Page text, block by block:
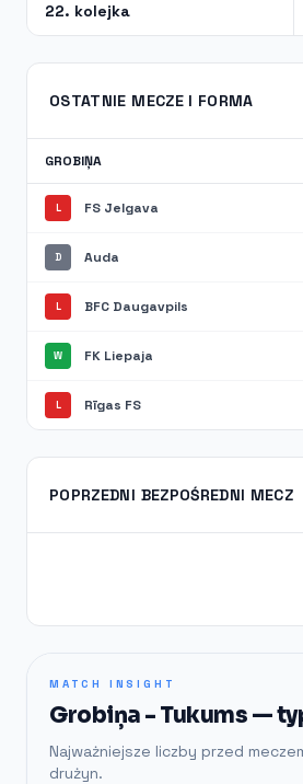
22. kolejka
OSTATNIE MECZE I FORMA
GROBIŅA
L FS Jelgava
D Auda
L BFC Daugavpils
W FK Liepaja
L Rīgas FS
POPRZEDNI BEZPOŚREDNI MECZ
MATCH INSIGHT
Grobiņa - Tukums —
Najważniejsze liczby przed
drużyn.